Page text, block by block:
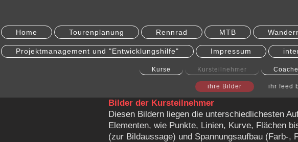
Home Tourenplanung Rennrad MTB
Projektmanagement und "Entwicklungshilfe" Impressum
Kurse Kursteilnehmer
ihre Bilder ihr feed
Bilder der Kursteilnehmer
Diesen Bildern liegen die unterschiedlichesten
Elementen, wie Punkte, Linien, Kurve, Flächen
(zur Bildaussage) und Spannungsaufbau (Farb-